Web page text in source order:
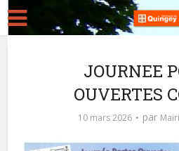
JOURNEE
OUVERTES
10 mars 2026 par